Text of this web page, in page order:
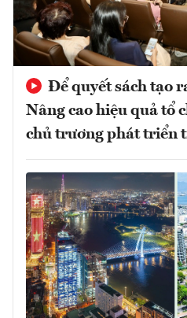
Để quyết sách tạo
Nâng cao hiệu quả tổ
chủ trương phát triển